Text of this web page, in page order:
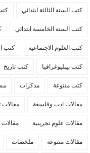
كتب السنة الثالثة ابتدائي
كتب السنة الخامسة ابتدائي
كتب العلوم الاجتماعية كتب
كتب بيبليوغرافيا كتب تاريخ
كتب متنوعة مذكرات
مقالات ادب وفلسفة مقالات
مقالات علوم تجريبية مقالات
مقالات متنوعة ملخصات